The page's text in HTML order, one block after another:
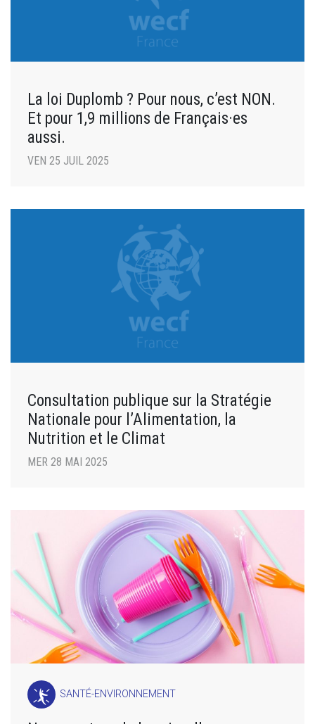
La loi Duplomb ? Pour nous, c’est NON.
Et pour 1,9 millions de Français·es
aussi.
VEN 25 JUIL 2025
Consultation publique sur la Stratégie
Nationale pour l’Alimentation, la
Nutrition et le Climat
MER 28 MAI 2025
SANTÉ-ENVIRONNEMENT